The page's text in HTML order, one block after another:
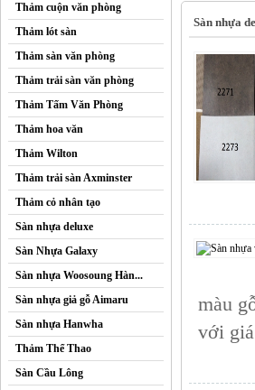
Thảm cuộn văn phòng
Thảm lót sàn
Thảm sàn văn phòng
Thảm trải sàn văn phòng
Thảm Tấm Văn Phòng
Thảm hoa văn
Thảm Wilton
Thảm trải sàn Axminster
Thảm cỏ nhân tạo
Sàn nhựa deluxe
Sàn Nhựa Galaxy
Sàn nhựa Woosoung Hàn...
Sàn nhựa giả gỗ Aimaru
Sàn nhựa Hanwha
Thảm Thể Thao
Sàn Cầu Lông
Sàn nhựa
màu
với